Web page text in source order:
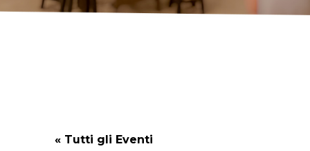
« Tutti gli Eventi